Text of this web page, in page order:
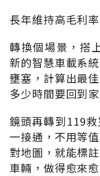
長年維持高毛利
轉換個場景，搭
新的智慧車載系
壅塞，計算出最
多少時間要回到
鏡頭再轉到119
一接通，不用等
對地圖，就能標
車輛，做得愈來愈